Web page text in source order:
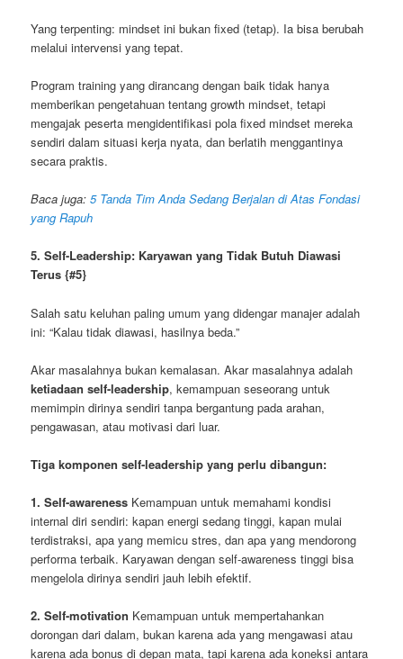
Yang terpenting: mindset ini bukan fixed (tetap). Ia bisa berubah
melalui intervensi yang tepat.
Program training yang dirancang dengan baik tidak hanya
memberikan pengetahuan tentang growth mindset, tetapi
mengajak peserta mengidentifikasi pola fixed mindset mereka
sendiri dalam situasi kerja nyata, dan berlatih menggantinya
secara praktis.
Baca juga:5 Tanda Tim Anda Sedang Berjalan di Atas Fondasi
yang Rapuh
5. Self-Leadership: Karyawan yang Tidak Butuh Diawasi
Terus {#5}
Salah satu keluhan paling umum yang didengar manajer adalah
ini: “Kalau tidak diawasi, hasilnya beda.”
Akar masalahnya bukan kemalasan. Akar masalahnya adalah
ketiadaan self-leadership, kemampuan seseorang untuk
memimpin dirinya sendiri tanpa bergantung pada arahan,
pengawasan, atau motivasi dari luar.
Tiga komponen self-leadership yang perlu dibangun:
1. Self-awareness Kemampuan untuk memahami kondisi
internal diri sendiri: kapan energi sedang tinggi, kapan mulai
terdistraksi, apa yang memicu stres, dan apa yang mendorong
performa terbaik. Karyawan dengan self-awareness tinggi bisa
mengelola dirinya sendiri jauh lebih efektif.
2. Self-motivation Kemampuan untuk mempertahankan
dorongan dari dalam, bukan karena ada yang mengawasi atau
karena ada bonus di depan mata, tapi karena ada koneksi antara